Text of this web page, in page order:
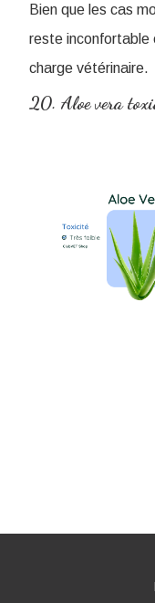
Bien que les cas
reste inconfortable
charge vétérinaire.
20. Aloe vera